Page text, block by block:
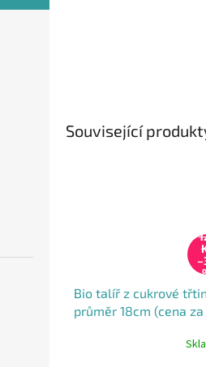
Související
Bio talíř z cukrové
průměr 18cm (cena za